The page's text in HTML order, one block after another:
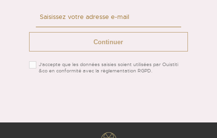
Continuer
J'accepte que les données saisies soient utilisées par Ouistiti
&co en conformité avec la règlementation RGPD.